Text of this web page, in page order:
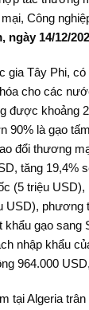
Công
ngày 14/12/
gia Tây Phi,
cho các
được khoảng
90% là gạo
đổi thương
tăng 19,4%
(5 triệu
USD), phương
khẩu gạo sang
nhập khẩu
964.000
tại Algeria